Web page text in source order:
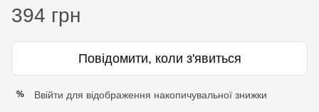
394 грн
Повідомити, коли з'явиться
% Ввійти для відображення накопичувальної знижки